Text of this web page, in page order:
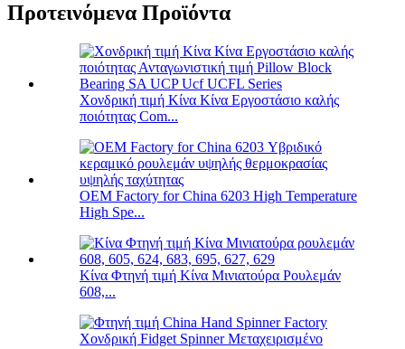
Προτεινόμενα Προϊόντα
Χονδρική τιμή Κίνα Κίνα Εργοστάσιο καλής
ποιότητας Com...
OEM Factory for China 6203 High Temperature
High Spe...
Κίνα Φτηνή τιμή Κίνα Μινιατούρα Ρουλεμάν
608,...